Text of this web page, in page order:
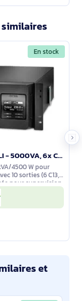
similaires
En stock
APC Smart-UPS On-Line SRT5KRMXLI - 5000VA, 6x C13, 4x C19 output, rack mountable, Embedded NMC
4500 W pour
10 sorties (6 C13,
pour supervision
et